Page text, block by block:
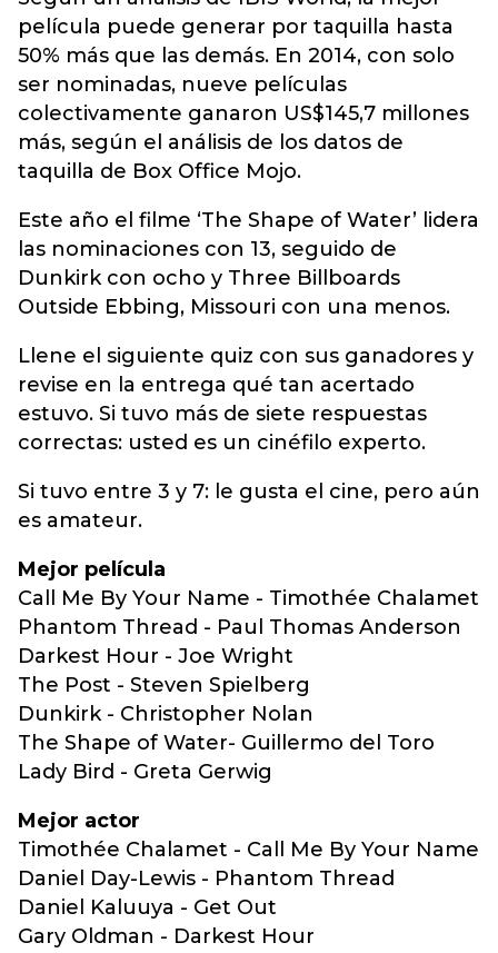
película puede generar por taquilla hasta
50% más que las demás. En 2014, con solo
ser nominadas, nueve películas
colectivamente ganaron US$145,7 millones
más, según el análisis de los datos de
taquilla de Box Office Mojo.
Este año el filme ‘The Shape of Water’ lidera
las nominaciones con 13, seguido de
Dunkirk con ocho y Three Billboards
Outside Ebbing, Missouri con una menos.
Llene el siguiente quiz con sus ganadores y
revise en la entrega qué tan acertado
estuvo. Si tuvo más de siete respuestas
correctas: usted es un cinéfilo experto.
Si tuvo entre 3 y 7: le gusta el cine, pero aún
es amateur.
Mejor película
Call Me By Your Name - Timothée Chalamet
Phantom Thread - Paul Thomas Anderson
Darkest Hour - Joe Wright
The Post - Steven Spielberg
Dunkirk - Christopher Nolan
The Shape of Water- Guillermo del Toro
Lady Bird - Greta Gerwig
Mejor actor
Timothée Chalamet - Call Me By Your Name
Daniel Day-Lewis - Phantom Thread
Daniel Kaluuya - Get Out
Gary Oldman - Darkest Hour